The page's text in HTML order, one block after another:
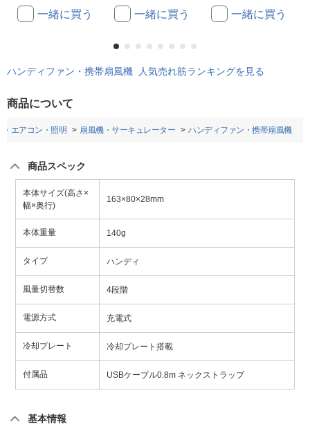
一緒に買う 一緒に買う 一緒に買う
ハンディファン・携帯扇風機 人気売れ筋ランキングを見る
商品について
・エアコン・照明 扇風機・サーキュレーター ハンディファン・携帯扇風機
商品スペック
本体サイズ(高さ×
幅×奥行)
163×80×28mm
本体重量 140g
タイプ ハンディ
風量切替数 4段階
電源方式 充電式
冷却プレート 冷却プレート搭載
付属品 USBケーブル0.8m ネックストラップ
基本情報